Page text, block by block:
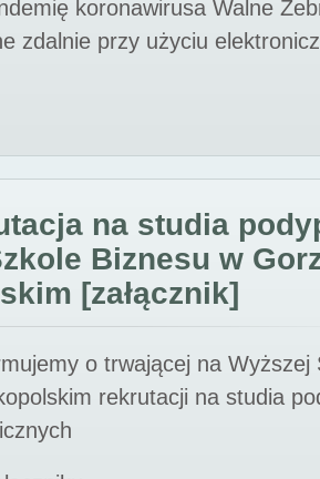
koronawirusa Walne
zdalnie przy użyciu
na studia
Biznesu w
[załącznik]
o trwającej na Wyższej
rekrutacji na studia